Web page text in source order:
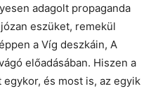
adagolt propaganda
eszüket, remekül
a Víg deszkáin, A
előadásában. Hiszen a
és most is, az egyik